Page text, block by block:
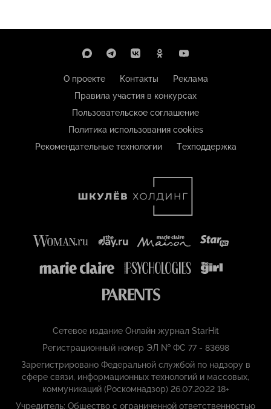
О проекте Контакты
Реклама
Правила участия в конкурсах
Пользовательское соглашение
Политика использования cookies
Рекомендательные технологии
Техподдержка
Сетевое издание Онлайн журнал StarHit
Регистрационный номер ЭЛ № ФС 77 - 83698
Зарегистрировано Федеральной службой по надзору в
сфере связи, информационных технологий и массовых,
коммуникаций (Роскомнадзор) 26.07.2022 18+
Учредитель: Общество с ограниченной ответственностью